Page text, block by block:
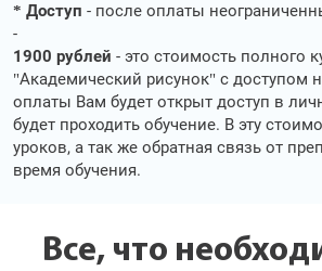
* Доступ - после оплаты
-
1900 рублей - это стоимость полного
"Академический рисунок" с доступом
оплаты Вам будет открыт доступ в
будет проходить обучение. В эту
уроков, а так же обратная связь от
время обучения.
Все, что